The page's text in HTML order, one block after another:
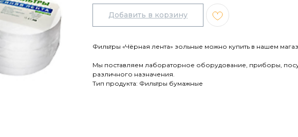
Добавить в корзину
Фильтры «Чёрная лента» зольные можно купить в нашем
Мы поставляем лабораторное оборудование, приборы,
различного назначения.
Тип продукта: Фильтры бумажные